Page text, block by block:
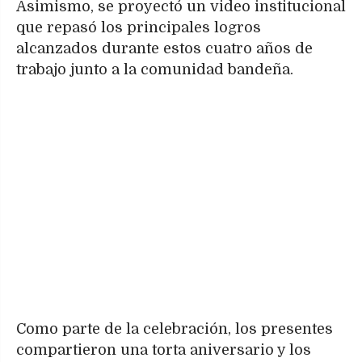
Asimismo, se proyectó un video institucional
que repasó los principales logros
alcanzados durante estos cuatro años de
trabajo junto a la comunidad bandeña.
Como parte de la celebración, los presentes
compartieron una torta aniversario y los